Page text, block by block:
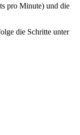
pro Minute) und die
die Schritte unter